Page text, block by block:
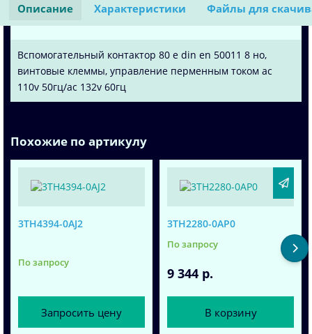
Описание Характеристики Файлы для
Вспомогательный контактор 80 e din en 50011 8 нo,
винтовые клеммы, управление перменным током ac
110v 50гц/ac 132v 60гц
Похожие по артикулу
3TH4394-0AJ2
По запросу
Запросить цену
3TH2280-0AP0
По запросу
9 344 р.
В корзину